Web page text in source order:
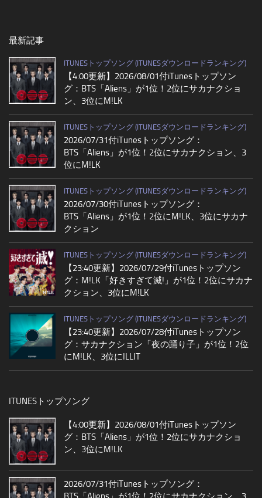
最新記事
ITUNESトップソング (ITUNESダウンロードランキング)
【4:00更新】2026/08/01付iTunesトップソン
グ：BTS「Aliens」が1位！2位にサカナクショ
ン、3位にM!LK
ITUNESトップソング (ITUNESダウンロードランキング)
2026/07/31付iTunesトップソング：
BTS「Aliens」が1位！2位にサカナクション、3
位にM!LK
ITUNESトップソング (ITUNESダウンロードランキング)
2026/07/30付iTunesトップソング：
BTS「Aliens」が1位！2位にM!LK、3位にサカナ
クション
ITUNESトップソング (ITUNESダウンロードランキング)
【23:40更新】2026/07/29付iTunesトップソン
グ：M!LK「好きすぎて滅!」が1位！2位にサカナ
クション、3位にM!LK
ITUNESトップソング (ITUNESダウンロードランキング)
【23:40更新】2026/07/28付iTunesトップソン
グ：サカナクション「夜の踊り子」が1位！2位
にM!LK、3位にILLIT
ITUNESトップソング
【4:00更新】2026/08/01付iTunesトップソン
グ：BTS「Aliens」が1位！2位にサカナクショ
ン、3位にM!LK
2026/07/31付iTunesトップソング：